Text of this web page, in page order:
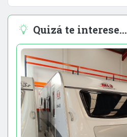
Quizá te interese...